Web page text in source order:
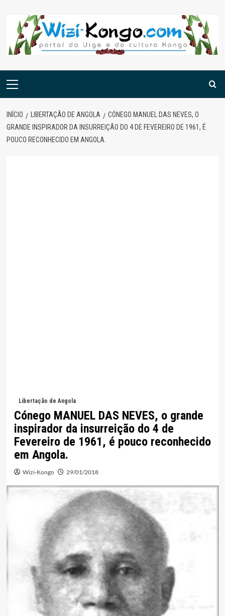
content
Menu
INÍCIO LIBERTAÇÃO DE ANGOLA
CÓNEGO MANUEL DAS NEVES, O
GRANDE INSPIRADOR DA INSURREIÇÃO DO 4 DE FEVEREIRO DE 1961, É
POUCO RECONHECIDO EM ANGOLA.
Libertação de Angola
Cónego MANUEL DAS NEVES, o grande
inspirador da insurreição do 4 de
Fevereiro de 1961, é pouco reconhecido
em Angola.
Wizi-Kongo 29/01/2018